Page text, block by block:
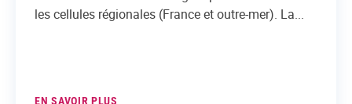
les cellules régionales (France et outre-mer). La...
EN SAVOIR PLUS